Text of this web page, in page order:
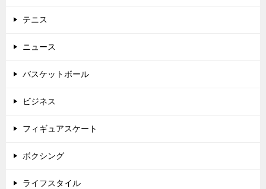
テニス
ニュース
バスケットボール
ビジネス
フィギュアスケート
ボクシング
ライフスタイル